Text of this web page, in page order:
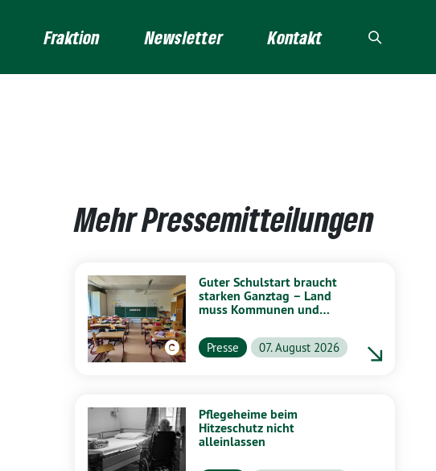
Fraktion Newsletter Kontakt
Mehr Pressemitteilungen
Guter Schulstart braucht
starken Ganztag – Land
muss Kommunen und
Presse 07. August 2026
Pflegeheime beim
Hitzeschutz nicht
alleinlassen